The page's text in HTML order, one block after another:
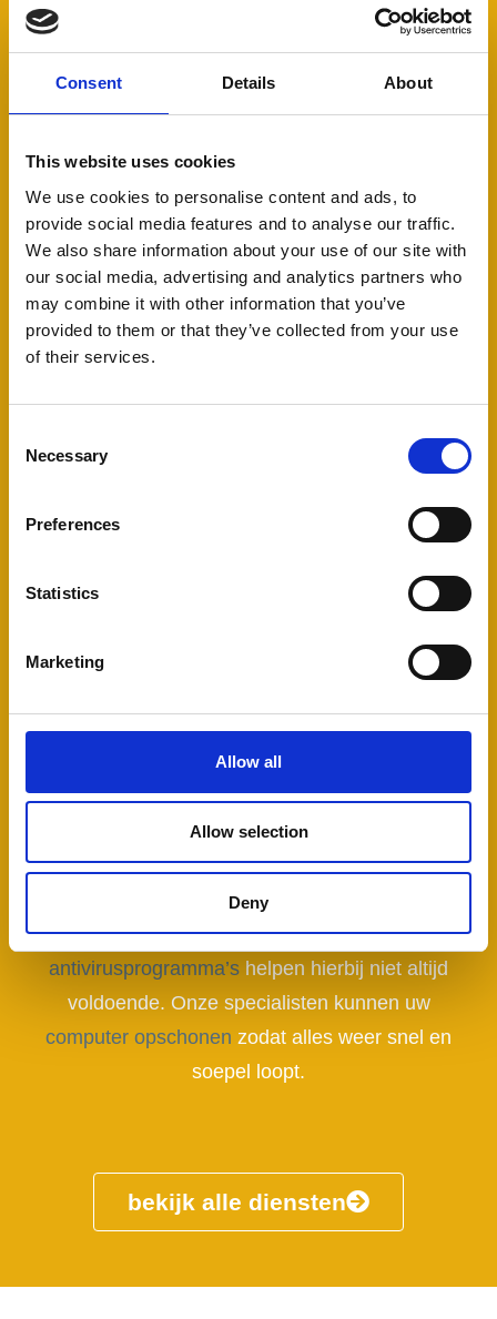
Consent Details About
This website uses cookies
We use cookies to personalise content and ads, to
provide social media features and to analyse our traffic.
We also share information about your use of our site with
our social media, advertising and analytics partners who
may combine it with other information that you’ve
provided to them or that they’ve collected from your use
of their services.
Selection
Necessary
Preferences
Statistics
Marketing
Allow all
Allow selection
Deny
wordt gestolen. Maar hoe groot is de opluchting
als alle data die daarbij kwijt is geraakt weer
teruggehaald kan worden. Samen zoeken we
er voor u is.
beveiliging
Digitale aanvallen zijn aan de orde van de dag.
Goede beveiliging is daarom van groot belang.
We bespreken met u de meest geschikte
documenten en digitale bankieromgeving. Want
ook op het gebied van internetbankieren
up-to-date
Zoals auto’s ook om onderhoud vragen, zo
hebben computers net zo goed wel eens een
grondige beurt nodig. Opschoonsoftware en
antivirusprogramma’s helpen hierbij niet altijd
voldoende. Onze specialisten kunnen uw
computer opschonen zodat alles weer snel en
soepel loopt.
bekijk alle diensten